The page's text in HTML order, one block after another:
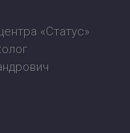
«Статус»